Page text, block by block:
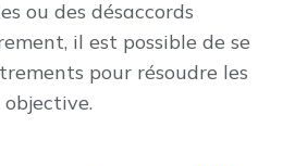
ou des désaccords
il est possible de se
pour résoudre les